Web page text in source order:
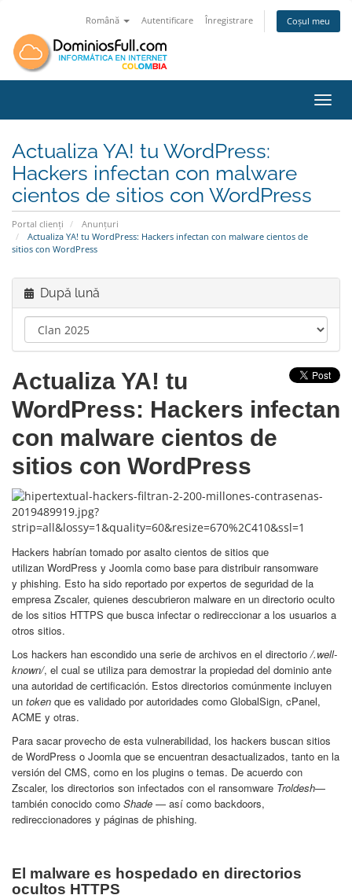
Română Autentificare Înregistrare Coșul meu
Actualiza YA! tu WordPress:
Hackers infectan con malware
cientos de sitios con WordPress
Portal clienți
Anunțuri
Actualiza YA! tu WordPress: Hackers infectan con malware cientos de
sitios con WordPress
După lună
Actualiza YA! tu
WordPress: Hackers infectan
con malware cientos de
sitios con WordPress
Hackers habrían tomado por asalto cientos de sitios que
utilizan WordPress y Joomla como base para distribuir ransomware
y phishing. Esto ha sido reportado por expertos de seguridad de la
empresa Zscaler, quienes descubrieron malware en un directorio oculto
de los sitios HTTPS que busca infectar o redireccionar a los usuarios a
otros sitios.
Los hackers han escondido una serie de archivos en el directorio/.well-
known/, el cual se utiliza para demostrar la propiedad del dominio ante
una autoridad de certificación. Estos directorios comúnmente incluyen
un token que es validado por autoridades como GlobalSign, cPanel,
ACME y otras.
Para sacar provecho de esta vulnerabilidad, los hackers buscan sitios
de WordPress o Joomla que se encuentran desactualizados, tanto en la
versión del CMS, como en los plugins o temas. De acuerdo con
Zscaler, los directorios son infectados con el ransomware Troldesh—
también conocido como Shade — así como backdoors,
redireccionadores y páginas de phishing.
El malware es hospedado en directorios
ocultos HTTPS